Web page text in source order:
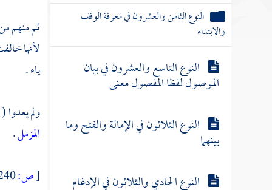
النوع الثامن والعشرون في معرفة الوقف
والابتداء
النوع التاسع والعشرون في بيان
الموصول لفظا المفصول معنى
النوع الثلاثون في الإمالة والفتح وما
بينهما
النوع الحادي والثلاثون في الإدغام
ثم منهم
لأنها
ياء .
ولم
المزمل.
[ص: